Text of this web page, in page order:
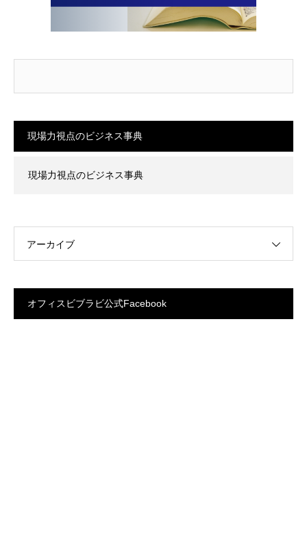
現場力視点のビジネス事典
現場力視点のビジネス事典
アーカイブ
オフィスビブラビ公式Facebook